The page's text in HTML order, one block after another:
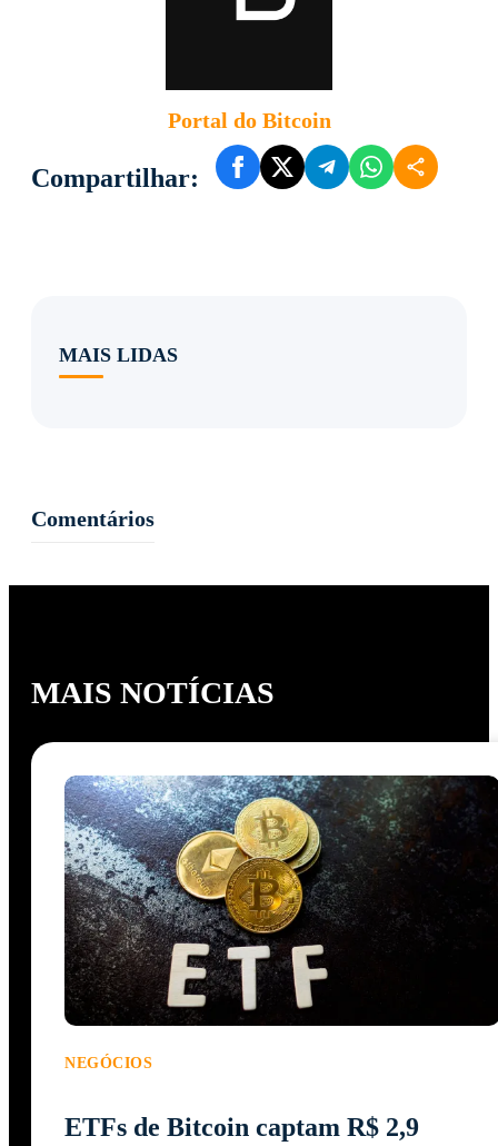
Portal do Bitcoin
Compartilhar:
MAIS LIDAS
Comentários
MAIS NOTÍCIAS
NEGÓCIOS
ETFs de Bitcoin captam R$ 2,9